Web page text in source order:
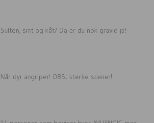
Sulten, sint og kåt? Da er du nok gravid ja!
Når dyr angriper! OBS; sterke scener!